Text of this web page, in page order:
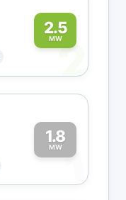
2.5
MW2
1.8
MW1